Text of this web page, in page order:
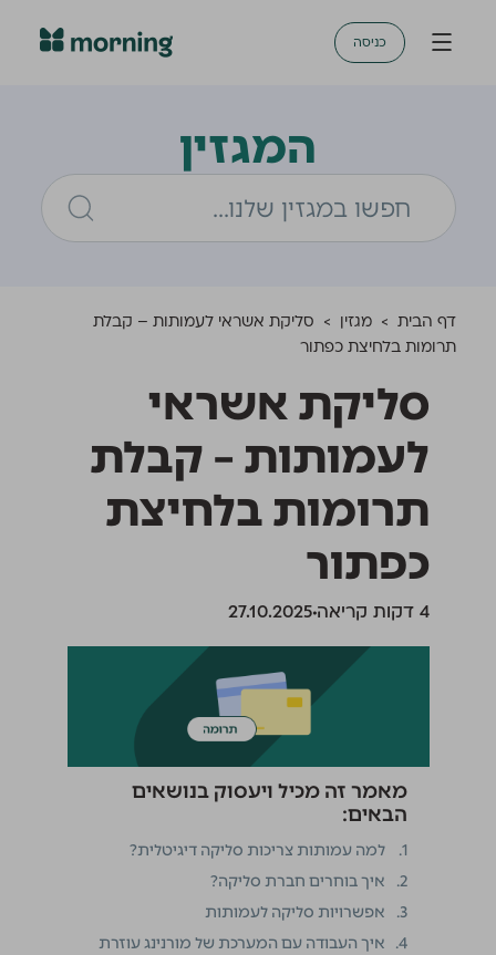
כניסה
המגזין
דף הבית > מגזין > סליקת אשראי לעמותות – קבלת
תרומות בלחיצת כפתור
סליקת אשראי
לעמותות – קבלת
תרומות בלחיצת
כפתור
‫4 דקות קריאה 27.10.2025
מאמר זה מכיל ויעסוק בנושאים
הבאים:
1.
למה עמותות צריכות סליקה דיגיטלית?
2.
איך בוחרים חברת סליקה?
3.
אפשרויות סליקה לעמותות
4.
איך העבודה עם המערכת של מורנינג עוזרת